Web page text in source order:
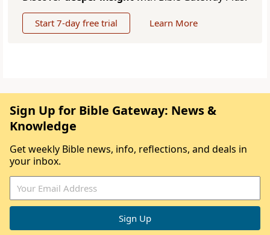
Start 7-day free trial Learn More
Sign Up for Bible Gateway: News &
Knowledge
Get weekly Bible news, info, reflections, and deals in
your inbox.